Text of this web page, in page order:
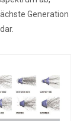
Generation